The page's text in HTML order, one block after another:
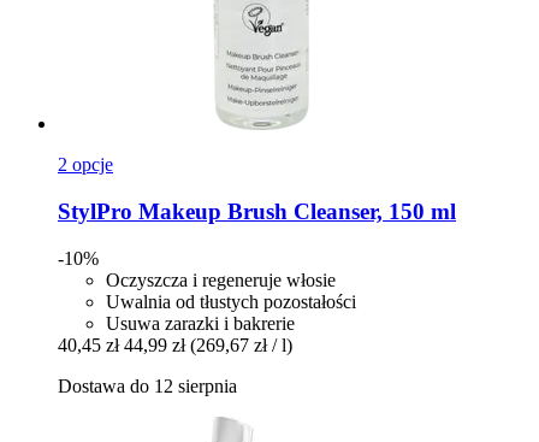
2 opcje
StylPro Makeup Brush Cleanser, 150 ml
-10%
Oczyszcza i regeneruje włosie
Uwalnia od tłustych pozostałości
Usuwa zarazki i bakrerie
40,45 zł 44,99 zł (269,67 zł / l)
Dostawa do 12 sierpnia